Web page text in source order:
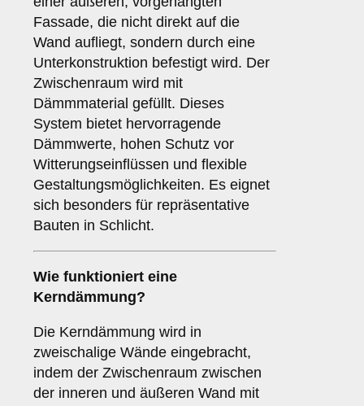
Fassade, die nicht direkt auf die
Wand aufliegt, sondern durch eine
Unterkonstruktion befestigt wird. Der
Zwischenraum wird mit
Dämmmaterial gefüllt. Dieses
System bietet hervorragende
Dämmwerte, hohen Schutz vor
Witterungseinflüssen und flexible
Gestaltungsmöglichkeiten. Es eignet
sich besonders für repräsentative
Bauten in Schlicht.
Wie funktioniert eine
Kerndämmung?
Die Kerndämmung wird in
zweischalige Wände eingebracht,
indem der Zwischenraum zwischen
der inneren und äußeren Wand mit